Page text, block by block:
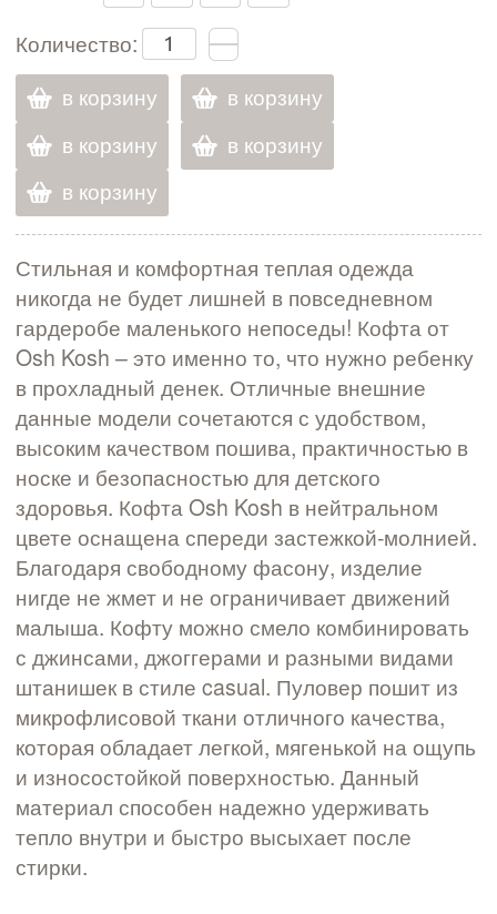
Количество:
в корзину
в корзину
в корзину
в корзину
в корзину
Стильная и комфортная теплая одежда
никогда не будет лишней в повседневном
гардеробе маленького непоседы! Кофта от
Osh Kosh – это именно то, что нужно ребенку
в прохладный денек. Отличные внешние
данные модели сочетаются с удобством,
высоким качеством пошива, практичностью в
носке и безопасностью для детского
здоровья. Кофта Osh Kosh в нейтральном
цвете оснащена спереди застежкой-молнией.
Благодаря свободному фасону, изделие
нигде не жмет и не ограничивает движений
малыша. Кофту можно смело комбинировать
с джинсами, джоггерами и разными видами
штанишек в стиле casual. Пуловер пошит из
микрофлисовой ткани отличного качества,
которая обладает легкой, мягенькой на ощупь
и износостойкой поверхностью. Данный
материал способен надежно удерживать
тепло внутри и быстро высыхает после
стирки.